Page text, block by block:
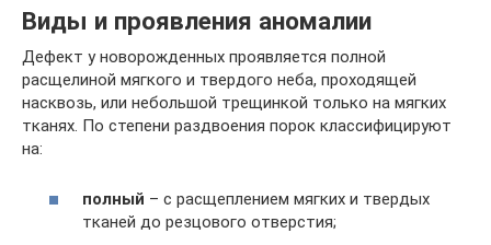
Виды и проявления аномалии
Дефект у новорожденных проявляется полной
расщелиной мягкого и твердого неба, проходящей
насквозь, или небольшой трещинкой только на мягких
тканях. По степени раздвоения порок классифицируют
на:
полный – с расщеплением мягких и твердых
тканей до резцового отверстия;